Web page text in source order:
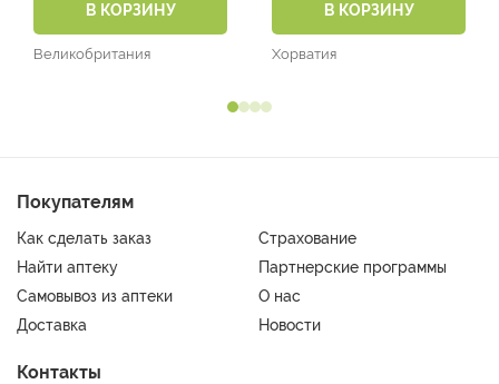
В КОРЗИНУ
Великобритания
В КОРЗИНУ
Хорватия
Покупателям
Как сделать заказ
Страхование
Найти аптеку
Партнерские программы
Самовывоз из аптеки
О нас
Доставка
Новости
Контакты